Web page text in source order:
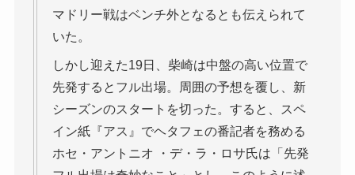
マドリー戦はベンチ外となるとも伝えられて
いた。
しかし迎えた19日、柴崎は中盤の高い位置で
先発するとフル出場。周囲の予想を覆し、新
シーズンのスタートを切った。すると、スペ
イン紙『アス』でヘタフェの番記者を務める
ホセ・アントニオ ・デ・ラ・ロサ氏は「先発